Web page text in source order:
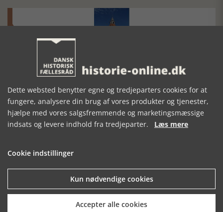
Historisk festival i Faaborg
oktober - 1. november 2026
Historiens Aktører 79 - John Reed
Ole Mortensøn fortæller om den amerikanske journalist
Dette websted benytter egne og tredjeparters cookies for at
fungere, analysere din brug af vores produkter og tjenester,
hjælpe med vores salgsfremmende og marketingsmæssige
indsats og levere indhold fra tredjeparter. Læs mere
Cookie indstillinger
Kun nødvendige cookies
Accepter alle cookies